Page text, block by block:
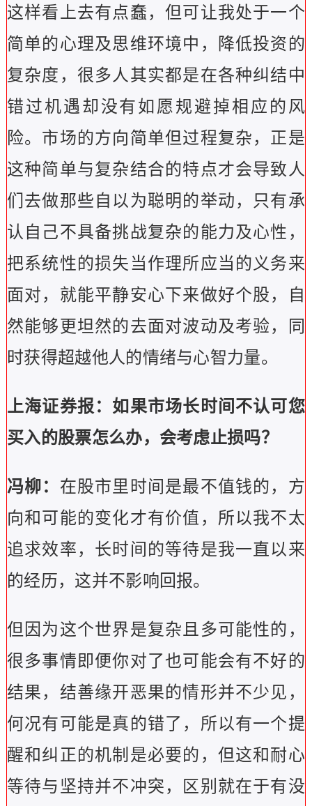
这样看上去有点蠢，但可让我处于一个
简单的心理及思维环境中，降低投资的
复杂度，很多人其实都是在各种纠结中
错过机遇却没有如愿规避掉相应的风
险。市场的方向简单但过程复杂，正是
这种简单与复杂结合的特点才会导致人
们去做那些自以为聪明的举动，只有承
认自己不具备挑战复杂的能力及心性，
把系统性的损失当作理所应当的义务来
面对，就能平静安心下来做好个股，自
然能够更坦然的去面对波动及考验，同
时获得超越他人的情绪与心智力量。
上海证券报：如果市场长时间不认可您
买入的股票怎么办，会考虑止损吗？
冯柳： 在股市里时间是最不值钱的，方
向和可能的变化才有价值，所以我不太
追求效率，长时间的等待是我一直以来
的经历，这并不影响回报。
但因为这个世界是复杂且多可能性的，
很多事情即便你对了也可能会有不好的
结果，结善缘开恶果的情形并不少见，
何况有可能是真的错了，所以有一个提
醒和纠正的机制是必要的，但这和耐心
等待与坚持并不冲突，区别就在于有没